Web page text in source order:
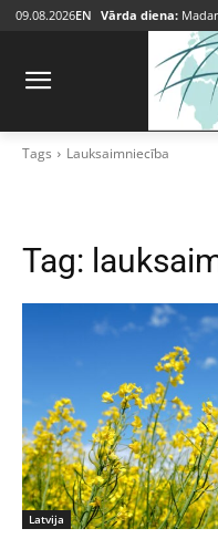
09.08.2026EN Vārda diena:
Tags Lauksaimniecība
Tag:
Latvija